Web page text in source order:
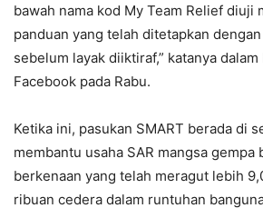
bawah nama kod My Team Relief diuji
panduan yang telah ditetapkan
sebelum layak diiktiraf,” katanya
Facebook pada Rabu.
Ketika ini, pasukan SMART berada di
membantu usaha SAR mangsa gempa
berkenaan yang telah meragut lebih
ribuan cedera dalam runtuhan